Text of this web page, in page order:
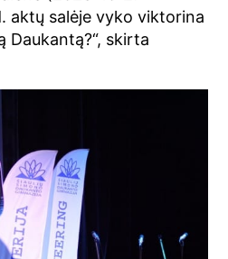
aktų salėje vyko viktorina
Daukantą?“, skirta